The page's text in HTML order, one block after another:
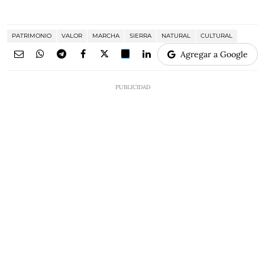
PATRIMONIO VALOR MARCHA SIERRA NATURAL CULTURAL
Agregar a Google